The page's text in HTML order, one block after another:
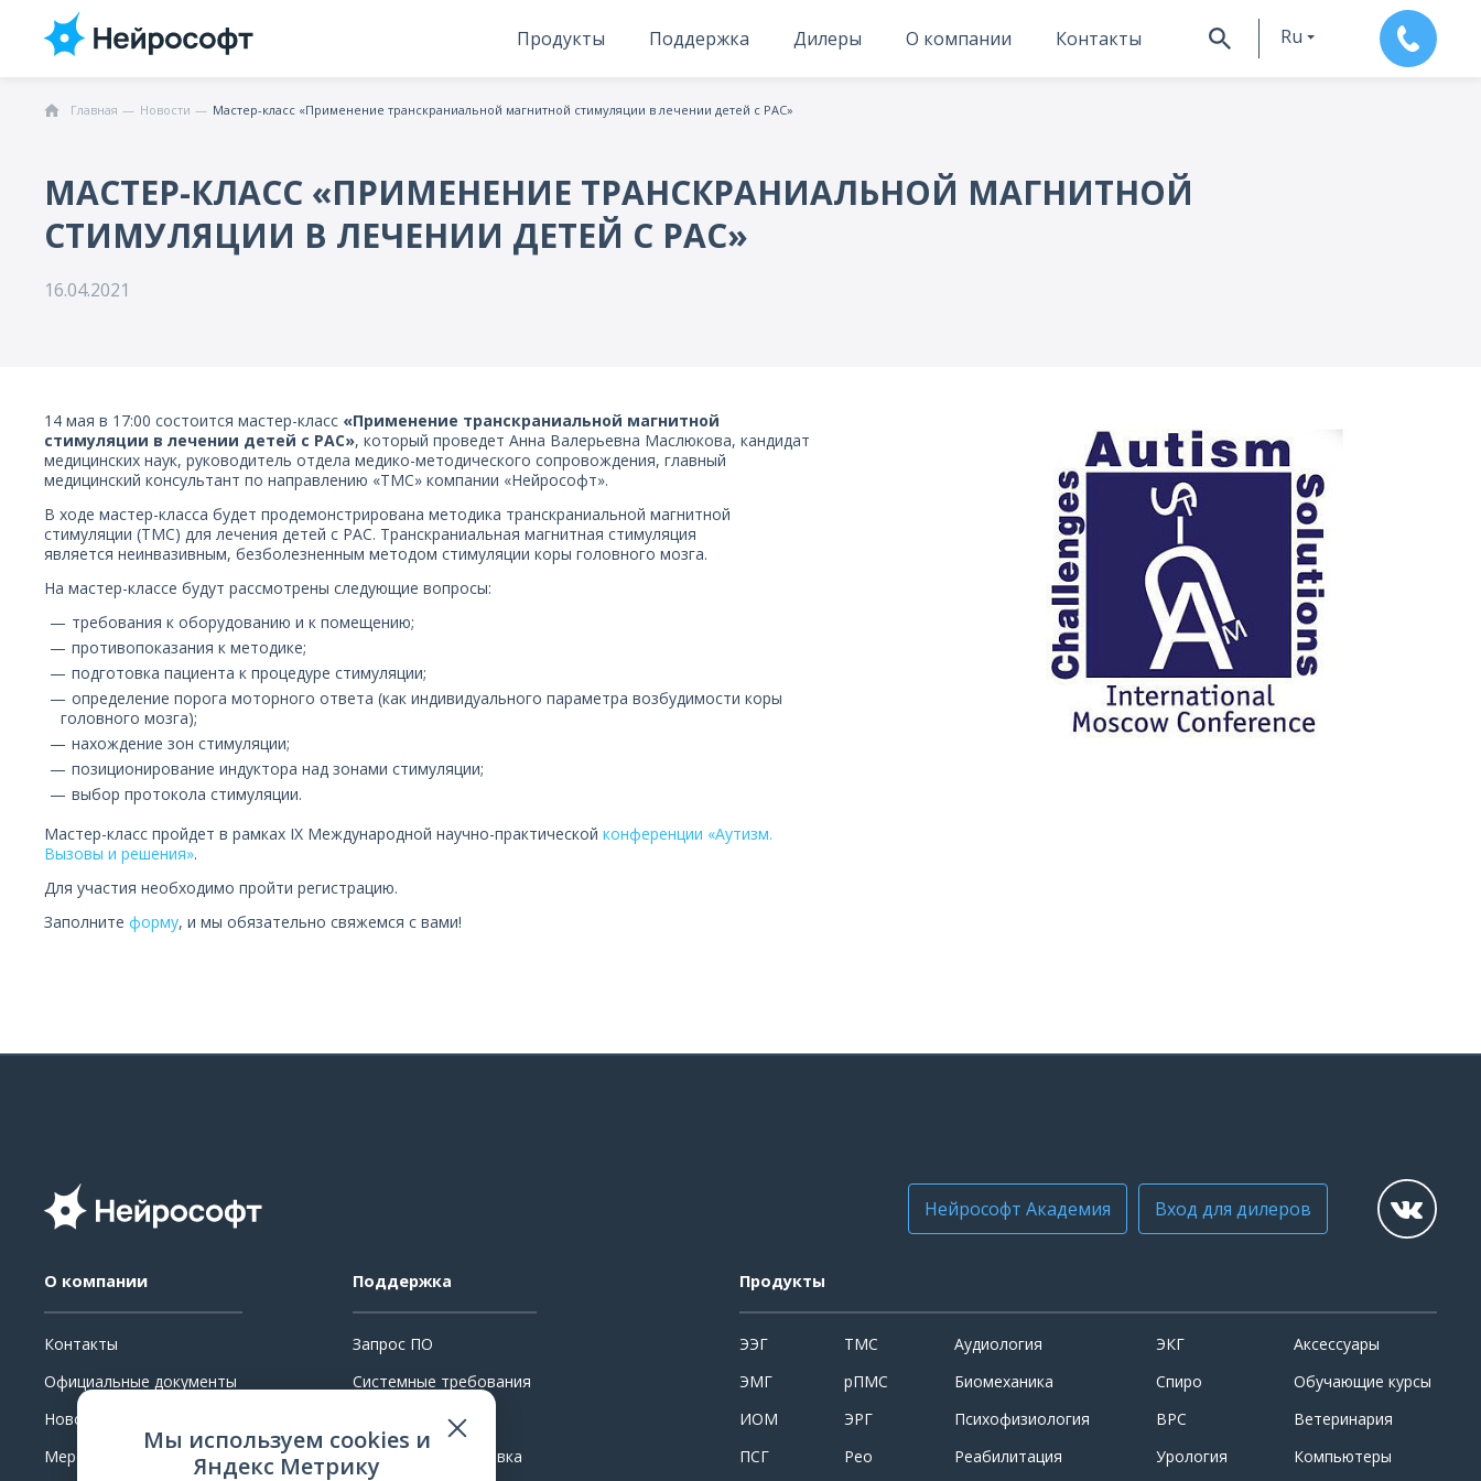
Продукты Поддержка Дилеры О компании Контакты Ru
Главная Новости Мастер-класс «Применение транскраниальной магнитной стимуляции в лечении детей с РАС»
МАСТЕР-КЛАСС «ПРИМЕНЕНИЕ ТРАНСКРАНИАЛЬНОЙ МАГНИТНОЙ
СТИМУЛЯЦИИ В ЛЕЧЕНИИ ДЕТЕЙ С РАС»
16.04.2021
14 мая в 17:00 состоится мастер-класс «Применение транскраниальной магнитной
стимуляции в лечении детей с РАС», который проведет Анна Валерьевна Маслюкова, кандидат
медицинских наук, руководитель отдела медико-методического сопровождения, главный
медицинский консультант по направлению «ТМС» компании «Нейрософт».
В ходе мастер-класса будет продемонстрирована методика транскраниальной магнитной
стимуляции (ТМС) для лечения детей с РАС. Транскраниальная магнитная стимуляция
является неинвазивным, безболезненным методом стимуляции коры головного мозга.
На мастер-классе будут рассмотрены следующие вопросы:
требования к оборудованию и к помещению;
противопоказания к методике;
подготовка пациента к процедуре стимуляции;
определение порога моторного ответа (как индивидуального параметра возбудимости коры
головного мозга);
нахождение зон стимуляции;
позиционирование индуктора над зонами стимуляции;
выбор протокола стимуляции.
Мастер-класс пройдет в рамках IX Международной научно-практической конференции «Аутизм.
Вызовы и решения».
Для участия необходимо пройти регистрацию.
Заполните форму, и мы обязательно свяжемся с вами!
Нейрософт Академия Вход для дилеров
О компании
Контакты
Официальные документы
Новости
Мероприятия
Поддержка
Запрос ПО
Системные требования
Поверка и калибровка
Продукты
ЭЭГ
ЭМГ
ИОМ
ПСГ
ТМС
рПМС
ЭРГ
Рео
Аудиология
Биомеханика
Психофизиология
Реабилитация
ЭКГ
Спиро
ВРС
Урология
Аксессуары
Обучающие курсы
Ветеринария
Компьютеры
Мы используем cookies и
Яндекс Метрику